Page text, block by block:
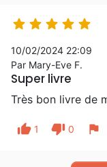
    
10/02/2024 22:09
Par Mary-Eve F.
Super livre
Très bon livre de
thumb_up 1 thumb_down 0 flag